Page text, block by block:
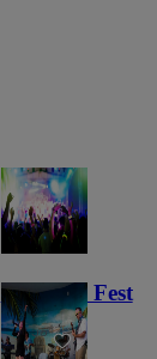
Haunted Fest
58